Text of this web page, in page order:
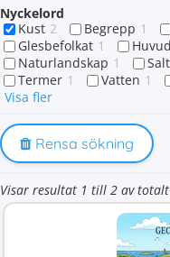
Nyckelord
Kust 2 Begrepp 1
Glesbefolkat 1
Naturlandskap 1
Termer 1 Vatten 1
Visa fler
Rensa sökning
Visar resultat 1 till 2 av